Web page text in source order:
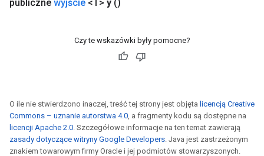
publiczne wyjście <T> y ()
Czy te wskazówki były pomocne?
O ile nie stwierdzono inaczej, treść tej strony jest objęta licencją Creative
Commons – uznanie autorstwa 4.0, a fragmenty kodu są dostępne na
licencji Apache 2.0. Szczegółowe informacje na ten temat zawierają
zasady dotyczące witryny Google Developers. Java jest zastrzeżonym
znakiem towarowym firmy Oracle i jej podmiotów stowarzyszonych.